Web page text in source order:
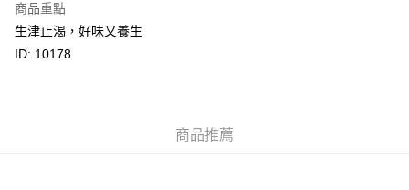
其他轉帳方式
相關說明
轉數快識別碼(FPS ID)：4042362 中國銀行戶口：012-875-1-240680-7 匯
物流公司會改派其他自取點或其他配送方式。)
商品重點
生津止渴，好味又養生
ID: 10178
商品推薦